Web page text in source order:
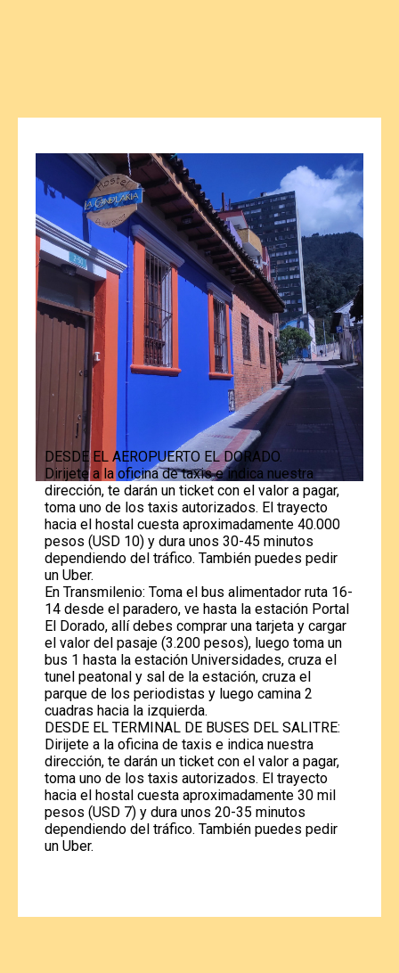
DESDE EL AEROPUERTO EL DORADO.
Dirijete a la oficina de taxis e indica nuestra
dirección, te darán un ticket con el valor a pagar,
toma uno de los taxis autorizados. El trayecto
hacia el hostal cuesta aproximadamente 40.000
pesos (USD 10) y dura unos 30-45 minutos
dependiendo del tráfico. También puedes pedir
un Uber.
En Transmilenio: Toma el bus alimentador ruta 16-
14 desde el paradero, ve hasta la estación Portal
El Dorado, allí debes comprar una tarjeta y cargar
el valor del pasaje (3.200 pesos), luego toma un
bus 1 hasta la estación Universidades, cruza el
tunel peatonal y sal de la estación, cruza el
parque de los periodistas y luego camina 2
cuadras hacia la izquierda.
DESDE EL TERMINAL DE BUSES DEL SALITRE:
Dirijete a la oficina de taxis e indica nuestra
dirección, te darán un ticket con el valor a pagar,
toma uno de los taxis autorizados. El trayecto
hacia el hostal cuesta aproximadamente 30 mil
pesos (USD 7) y dura unos 20-35 minutos
dependiendo del tráfico. También puedes pedir
un Uber.